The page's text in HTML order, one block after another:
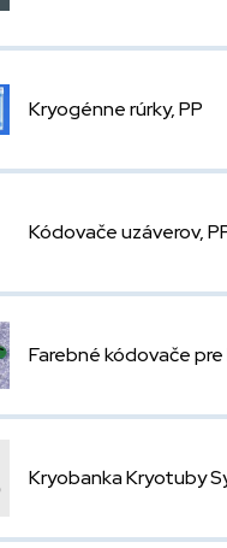
Kryogénne rúrky, PP
Kódovače uzáverov,
Farebné kódovače
Kryobanka Kryotuby